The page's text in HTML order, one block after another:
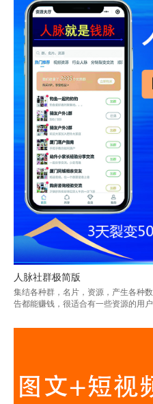
人脉社群极简版
集结各种群，名片，资源，产生各种
告都能赚钱，很适合有一些资源的用户